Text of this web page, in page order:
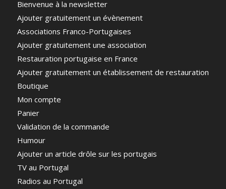
Bienvenue à la newsletter
Ajouter gratuitement un évènement
Associations Franco-Portugaises
Ajouter gratuitement une association
Restauration portugaise en France
Ajouter gratuitement un établissement de restauration
Boutique
Mon compte
Panier
Validation de la commande
Humour
Ajouter un article drôle sur les portugais
TV au Portugal
Radios au Portugal